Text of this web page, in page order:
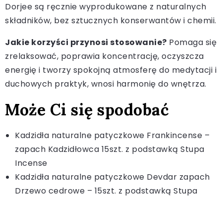
Dorjee są ręcznie wyprodukowane z naturalnych
składników, bez sztucznych konserwantów i chemii.
Jakie korzyści przynosi stosowanie? Pomaga się
zrelaksować, poprawia koncentrację, oczyszcza
energię i tworzy spokojną atmosferę do medytacji i
duchowych praktyk, wnosi harmonię do wnętrza.
Może Ci się spodobać
Kadzidła naturalne patyczkowe Frankincense –
zapach Kadzidłowca 15szt. z podstawką Stupa
Incense
Kadzidła naturalne patyczkowe Devdar zapach
Drzewo cedrowe – 15szt. z podstawką Stupa